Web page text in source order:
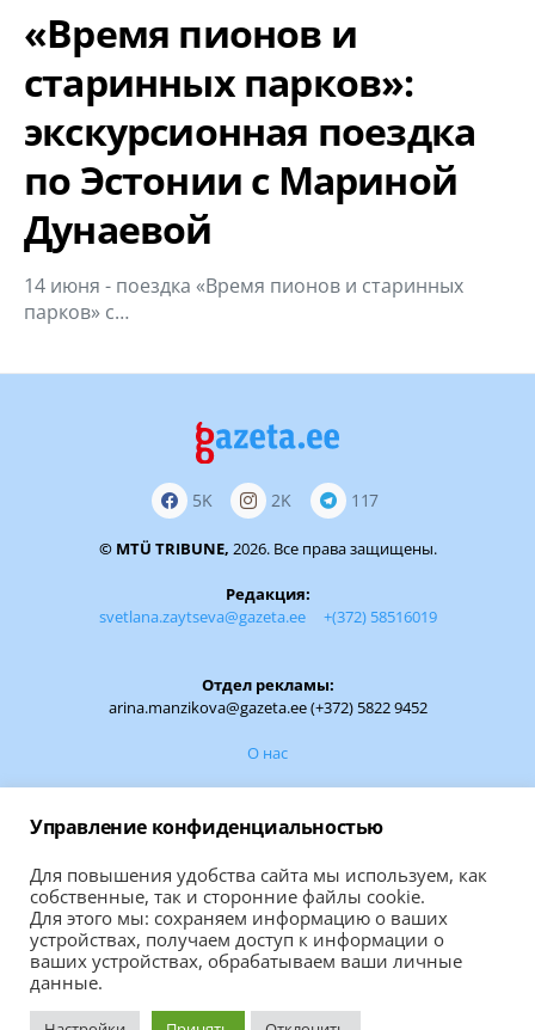
«Время пионов и
старинных парков»:
экскурсионная поездка
по Эстонии с Мариной
Дунаевой
14 июня - поездка «Время пионов и старинных
парков» с…
5K 2K 117
© MTÜ TRIBUNE, 2026. Все права защищены.
Редакция:
svetlana.zaytseva@gazeta.ee
+(372) 58516019
Отдел рекламы:
arina.manzikova@gazeta.ee (+372) 5822 9452
О нас
ВАШУ НОВОСТЬ
Правила использования материалов сайта
На портале используются материалы из "Нарвской газеты"
Управление конфиденциальностью
Для повышения удобства сайта мы используем, как
собственные, так и сторонние файлы cookie.
Для этого мы: сохраняем информацию о ваших
устройствах, получаем доступ к информации о
ваших устройствах, обрабатываем ваши личные
данные.